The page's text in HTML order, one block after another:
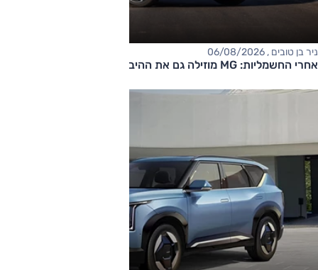
ניר בן טובים , 06/08/2026
אחרי החשמליות: MG מוזילה גם את ההיברידיות